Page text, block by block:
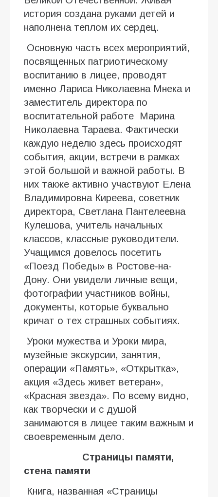
история создана руками детей и
наполнена теплом их сердец.
Основную часть всех мероприятий,
посвященных патриотическому
воспитанию в лицее, проводят
именно Лариса Николаевна Мнека и
заместитель директора по
воспитательной работе Марина
Николаевна Тараева. Фактически
каждую неделю здесь происходят
события, акции, встречи в рамках
этой большой и важной работы. В
них также активно участвуют Елена
Владимировна Киреева, советник
директора, Светлана Пантелеевна
Кулешова, учитель начальных
классов, классные руководители.
Учащимся довелось посетить
«Поезд Победы» в Ростове-на-
Дону. Они увидели личные вещи,
фотографии участников войны,
документы, которые буквально
кричат о тех страшных событиях.
Уроки мужества и Уроки мира,
музейные экскурсии, занятия,
операции «Память», «Открытка»,
акция «Здесь живет ветеран»,
«Красная звезда». По всему видно,
как творчески и с душой
занимаются в лицее таким важным и
своевременным дело.
Страницы памяти,
стена памяти
Книга, названная «Страницы